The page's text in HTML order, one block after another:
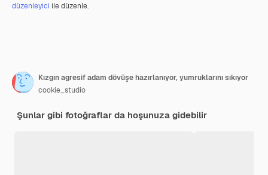
düzenleyici ile düzenle.
Kızgın agresif adam dövüşe hazırlanıyor, yumruklarını sıkıyor
cookie_studio
Şunlar gibi fotoğraflar da hoşunuza gidebilir